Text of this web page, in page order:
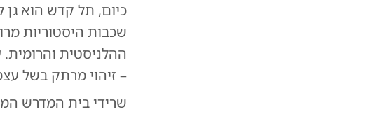
כיום, תל קדש הוא
שכבות היסטוריות
ההלניסטית והרומית.
– זיהוי מרתק בשל
שרידי בית המדרש